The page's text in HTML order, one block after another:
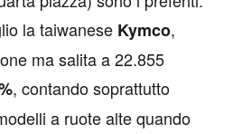
la taiwanese Kymco,
ma salita a 22.855
, contando soprattutto
a ruote alte quando